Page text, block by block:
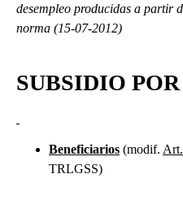
desempleo producidas a partir
norma (15-07-2012)
SUBSIDIO
Beneficiarios (modif.
TRLGSS)